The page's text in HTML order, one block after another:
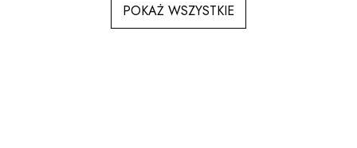
POKAŻ WSZYSTKIE